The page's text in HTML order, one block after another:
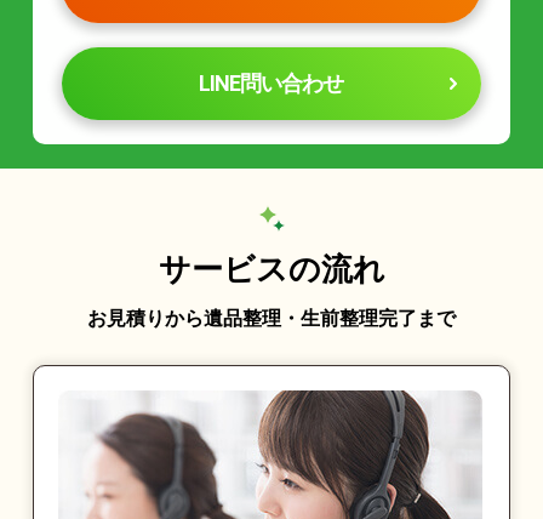
LINE問い合わせ
サービスの流れ
お見積りから遺品整理・生前整理完了まで